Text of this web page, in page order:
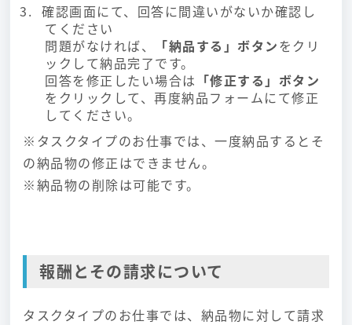
確認画面にて、回答に間違いがないか確認し
てください
問題がなければ、
「納品する」ボタンをクリ
ックして納品完了です。
回答を修正したい場合は 「修正する」ボタン
をクリックして、再度納品フォームにて修正
してください。
※タスクタイプのお仕事では、一度納品するとそ
の納品物の修正はできません。
※納品物の削除は可能です。
報酬とその請求について
タスクタイプのお仕事では、納品物に対して請求